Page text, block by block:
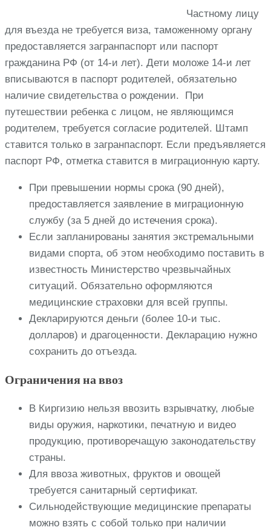
Частному лицу
для въезда не требуется виза, таможенному органу
предоставляется загранпаспорт или паспорт
гражданина РФ (от 14-и лет). Дети моложе 14-и лет
вписываются в паспорт родителей, обязательно
наличие свидетельства о рождении. При
путешествии ребенка с лицом, не являющимся
родителем, требуется согласие родителей. Штамп
ставится только в загранпаспорт. Если предъявляется
паспорт РФ, отметка ставится в миграционную карту.
При превышении нормы срока (90 дней),
предоставляется заявление в миграционную
службу (за 5 дней до истечения срока).
Если запланированы занятия экстремальными
видами спорта, об этом необходимо поставить в
известность Министерство чрезвычайных
ситуаций. Обязательно оформляются
медицинские страховки для всей группы.
Декларируются деньги (более 10-и тыс.
долларов) и драгоценности. Декларацию нужно
сохранить до отъезда.
Ограничения на ввоз
В Киргизию нельзя ввозить взрывчатку, любые
виды оружия, наркотики, печатную и видео
продукцию, противоречащую законодательству
страны.
Для ввоза животных, фруктов и овощей
требуется санитарный сертификат.
Сильнодействующие медицинские препараты
можно взять с собой только при наличии